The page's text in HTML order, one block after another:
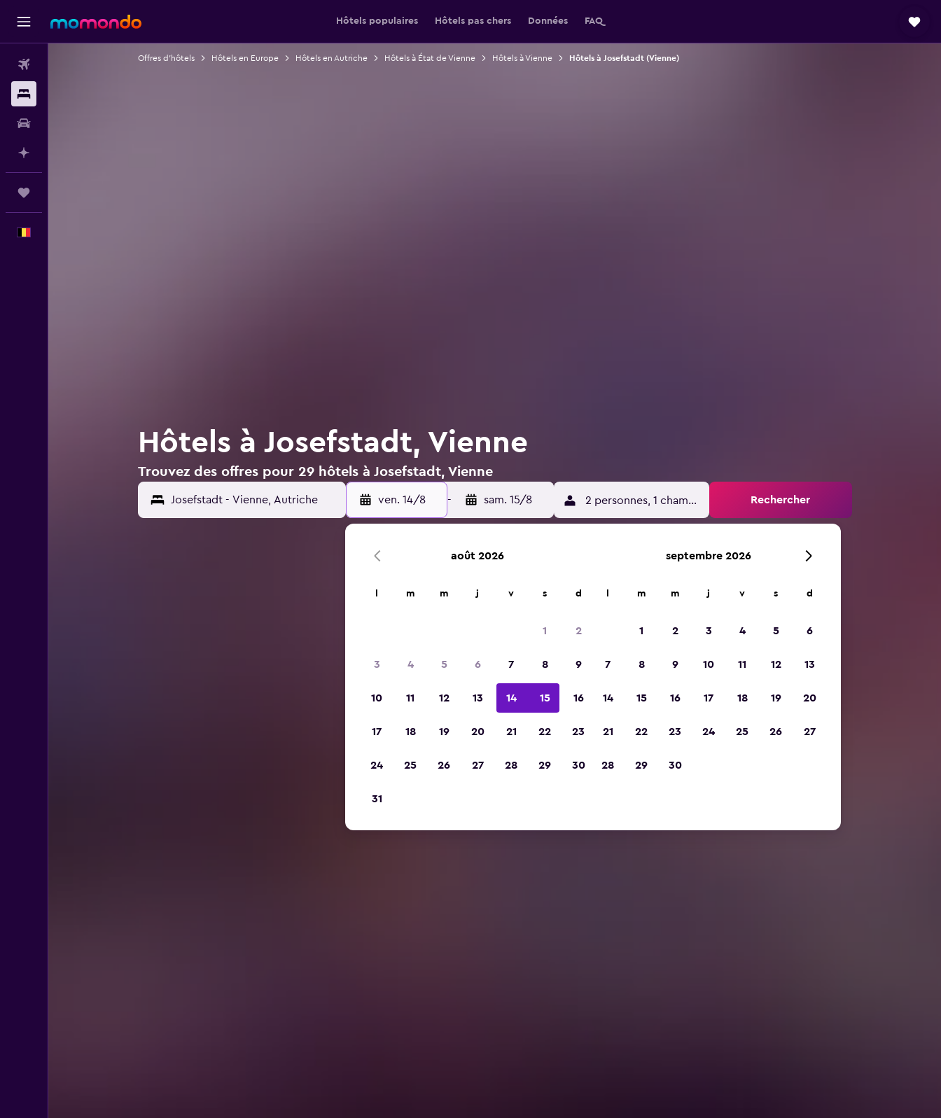
Hôtels populaires Hôtels pas chers Données FAQ
Offres d’hôtels Hôtels en Europe Hôtels en Autriche Hôtels à État de Vienne Hôtels à Vienne Hôtels à Josefstadt (Vienne)
Hôtels à Josefstadt, Vienne
Trouvez des offres pour 29 hôtels à Josefstadt, Vienne
ven. 14/8 - sam. 15/8 2 personnes, 1 chambre Rechercher
août 2026
m m j v s d
1 2
3 4 5 6 7 8 9
10 11 12 13 14 15 16
17 18 19 20 21 22 23
24 25 26 27 28 29 30
31
septembre 2026
m m j v s d
1 2 3 4 5 6
7 8 9 10 11 12 13
14 15 16 17 18 19 20
21 22 23 24 25 26 27
28 29 30